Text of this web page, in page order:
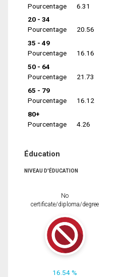
Pourcentage
6.31
20 - 34
Pourcentage
20.56
35 - 49
Pourcentage
16.16
50 - 64
Pourcentage
21.73
65 - 79
Pourcentage
16.12
80+
Pourcentage
4.26
Éducation
NIVEAU D'ÉDUCATION
No
certificate/diploma/degree
16.54 %